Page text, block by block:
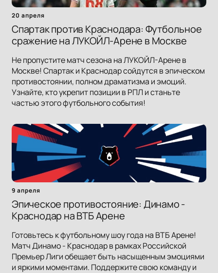
20 апреля
Спартак против Краснодара: Футбольное
сражение на ЛУКОЙЛ-Арене в Москве
Не пропустите матч сезона на ЛУКОЙЛ-Арене в
Москве! Спартак и Краснодар сойдутся в эпическом
противостоянии, полном драматизма и эмоций.
Узнайте, кто укрепит позиции в РПЛ и станьте
частью этого футбольного события!
9 апреля
Эпическое противостояние: Динамо -
Краснодар на ВТБ Арене
Готовьтесь к футбольному шоу года на ВТБ Арене!
Матч Динамо - Краснодар в рамках Российской
Премьер Лиги обещает быть насыщенным эмоциями
и яркими моментами. Поддержите свою команду и